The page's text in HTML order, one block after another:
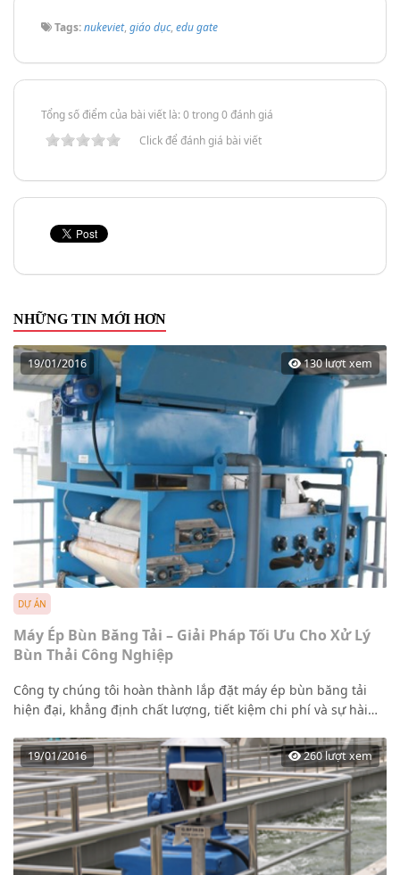
Tags:nukeviet, giáo dục, edu gate
Tổng số điểm của bài viết là: 0 trong 0 đánh giá
Click để đánh giá bài viết
NHỮNG TIN MỚI HƠN
19/01/2016 130 lượt xem
DỰ ÁN
Máy Ép Bùn Băng Tải – Giải Pháp Tối Ưu Cho Xử Lý
Bùn Thải Công Nghiệp
Công ty chúng tôi hoàn thành lắp đặt máy ép bùn băng tải
hiện đại, khẳng định chất lượng, tiết kiệm chi phí và sự hài
19/01/2016 260 lượt xem